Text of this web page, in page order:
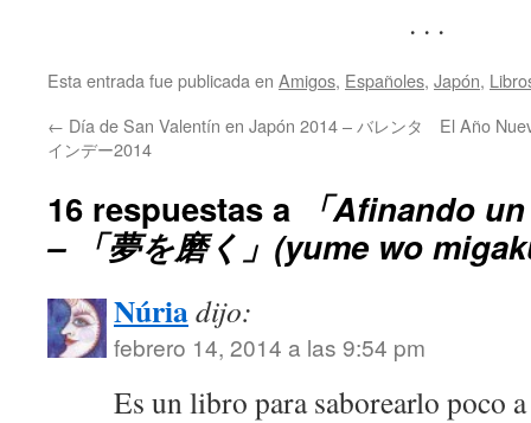
. . .
Esta entrada fue publicada en Amigos, Españoles, Japón,
← Día de San Valentín en Japón 2014 – バレンタ
インデー2014
El Año
16 respuestas a
「Afinando
– 「夢を磨く」(yume wo
Núriadijo:
febrero 14, 2014 a las 9:54 pm
Es un libro para saborearlo poco